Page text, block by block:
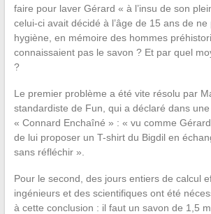
faire pour laver Gérard « à l’insu de son
celui-ci avait décidé à l’âge de 15 ans de
hygiène, en mémoire des hommes
connaissaient pas le savon ? Et par quel
?
Le premier problème a été vite résolu par
standardiste de Fun, qui a déclaré dans
« Connard Enchaîné » : « vu comme
de lui proposer un T-shirt du Bigdil en
sans réfléchir ».
Pour le second, des jours entiers de calcul
ingénieurs et des scientifiques ont été
à cette conclusion : il faut un savon de 1,5